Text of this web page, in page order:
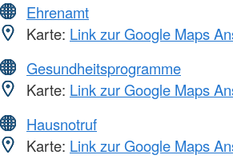
Ehrenamt
Karte: Link zur Google Maps
Gesundheitsprogramme
Karte: Link zur Google Maps
Hausnotruf
Karte: Link zur Google Maps